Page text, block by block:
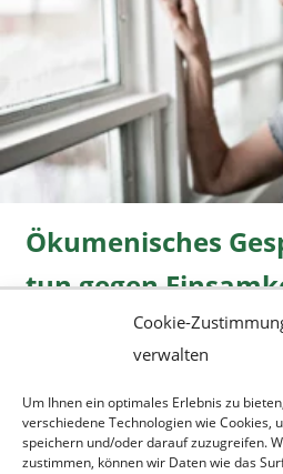
Cookie-
verwalten
Um Ihnen ein optimales Erlebnis zu
verschiedene Technologien wie Cookies,
speichern und/oder darauf zuzugreifen.
zustimmen, können wir Daten wie das
Ökumenisches
tun gegen
»